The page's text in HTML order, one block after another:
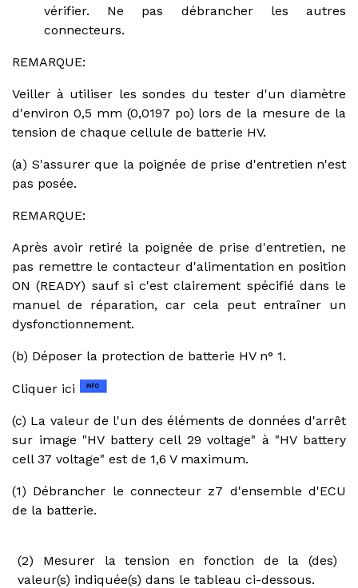
vérifier. Ne pas débrancher les autres
connecteurs.
REMARQUE:
Veiller à utiliser les sondes du tester d'un diamètre
d'environ 0,5 mm (0,0197 po) lors de la mesure de la
tension de chaque cellule de batterie HV.
(a) S'assurer que la poignée de prise d'entretien n'est
pas posée.
REMARQUE:
Après avoir retiré la poignée de prise d'entretien, ne
pas remettre le contacteur d'alimentation en position
ON (READY) sauf si c'est clairement spécifié dans le
manuel de réparation, car cela peut entraîner un
dysfonctionnement.
(b) Déposer la protection de batterie HV n° 1.
Cliquer ici
(c) La valeur de l'un des éléments de données d'arrêt
sur image "HV battery cell 29 voltage" à "HV battery
cell 37 voltage" est de 1,6 V maximum.
(1) Débrancher le connecteur z7 d'ensemble d'ECU
de la batterie.
(2) Mesurer la tension en fonction de la (des)
valeur(s) indiquée(s) dans le tableau ci-dessous.